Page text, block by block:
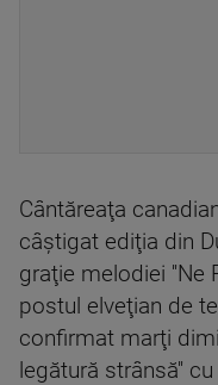
Cântăreaţa
câştigat ediţia din
graţie melodiei ''Ne
postul elveţian de
confirmat marţi
legătură strânsă''